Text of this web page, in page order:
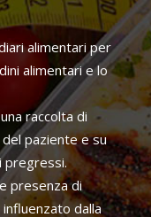
alimentari per
alimentari e lo
raccolta di
paziente e su
pregressi.
presenza di
dalla